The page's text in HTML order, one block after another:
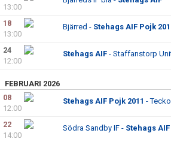
13:00
18
13:00
Bjärred - Stehags AIF Pojk
24
12:00
Stehags AIF - Staffanstorp
FEBRUARI 2026
08
12:00
Stehags AIF Pojk 2011 -
22
14:00
Södra Sandby IF - Stehags AIF